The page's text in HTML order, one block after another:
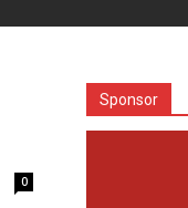
0
Sponsor